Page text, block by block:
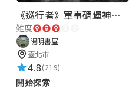
《巡行者》軍事碉堡神秘探索｜陽明書屋實境遊戲
難度
陽明書屋
臺北市
4.8(219)
開始探索